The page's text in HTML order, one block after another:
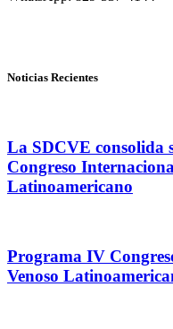
Noticias Recientes
La SDCVE consolida
Congreso
Latinoamericano
Programa IV
Venoso